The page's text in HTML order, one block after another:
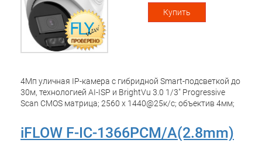
IP67; защита от перенапряжений TVS, -40°C до +60°C;
DC12В±25%/PoE(802.3af); 7,5Вт макс.
4Мп уличная IP-камера с гибридной Smart-подсветкой до
30м, технологией AI-ISP и BrightVu 3.0 1/3" Progressive
Scan CMOS матрица; 2560 x 1440@25к/с; объектив 4мм;
H.265/H.265+/H.264/H.264+/MJPEG, HLC, коридорный
режим, AI-WDR 120дБ; 3D DNR; BLC; ИК-подсветка и
Купить
iFLOW F-IC-1366PCM/A(2.8mm)